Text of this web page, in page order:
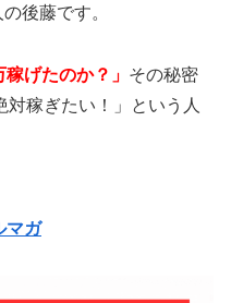
後藤です。
稼げたのか？」 その秘密
対稼ぎたい！」という人
マガ